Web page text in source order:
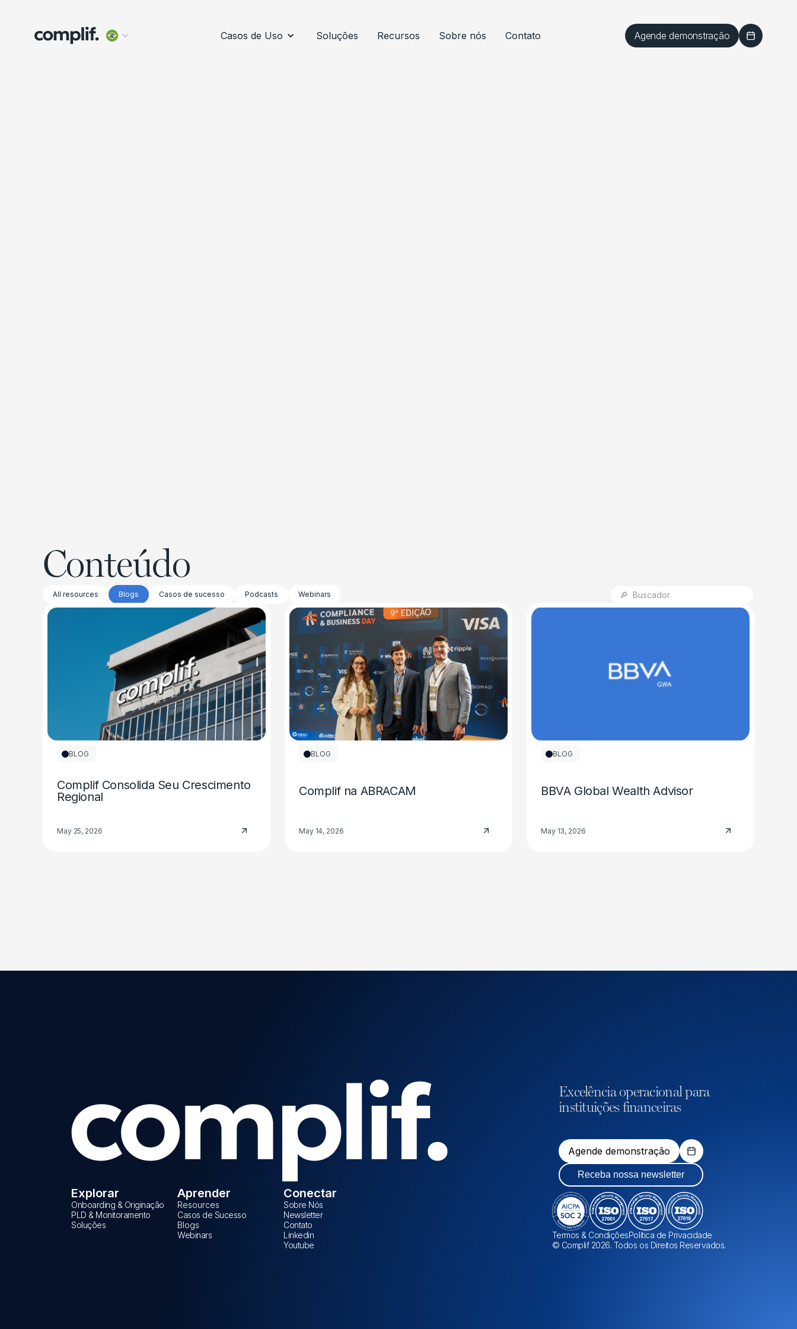
Casos de Uso Soluções Recursos Sobre nós Contato Agende demonstração
Conteúdo
All resources Blogs Casos de sucesso Podcasts Webinars
BLOG
Complif Consolida Seu Crescimento
Regional
May 25, 2026
BLOG
Complif na ABRACAM
May 14, 2026
BLOG
BBVA Global Wealth Advisor
May 13, 2026
Excelência operacional para
instituições financeiras
Agende demonstração
Receba nossa newsletter
Explorar
Onboarding & Originação
PLD & Monitoramento
Soluções
Aprender
Resources
Casos de Sucesso
Blogs
Webinars
Conectar
Sobre Nós
Newsletter
Contato
Linkedin
Youtube
Termos & CondiçõesPolítica de Privacidade
© Complif 2026. Todos os Direitos Reservados.